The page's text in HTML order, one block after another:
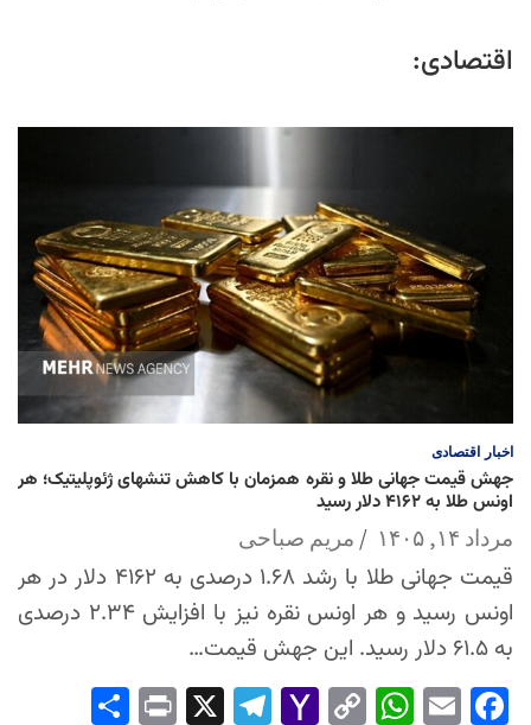
اقتصادی:
اخبار اقتصادی
جهش قیمت جهانی طلا و نقره همزمان با کاهش تنشهای ژئوپلیتیک؛ هر
اونس طلا به ۴۱۶۲ دلار رسید
مرداد ۱۴, ۱۴۰۵ مریم صباحی
قیمت جهانی طلا با رشد ۱.۶۸ درصدی به ۴۱۶۲ دلار در هر
اونس رسید و هر اونس نقره نیز با افزایش ۲.۳۴ درصدی
به ۶۱.۵ دلار رسید. این جهش قیمت…
Fac
Em
Wh
Co
Yah
Tel
Pri